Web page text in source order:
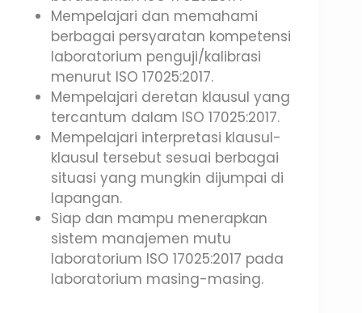
Mempelajari dan memahami
berbagai persyaratan kompetensi
laboratorium penguji/kalibrasi
menurut ISO 17025:2017.
Mempelajari deretan klausul yang
tercantum dalam ISO 17025:2017.
Mempelajari interpretasi klausul-
klausul tersebut sesuai berbagai
situasi yang mungkin dijumpai di
lapangan.
Siap dan mampu menerapkan
sistem manajemen mutu
laboratorium ISO 17025:2017 pada
laboratorium masing-masing.